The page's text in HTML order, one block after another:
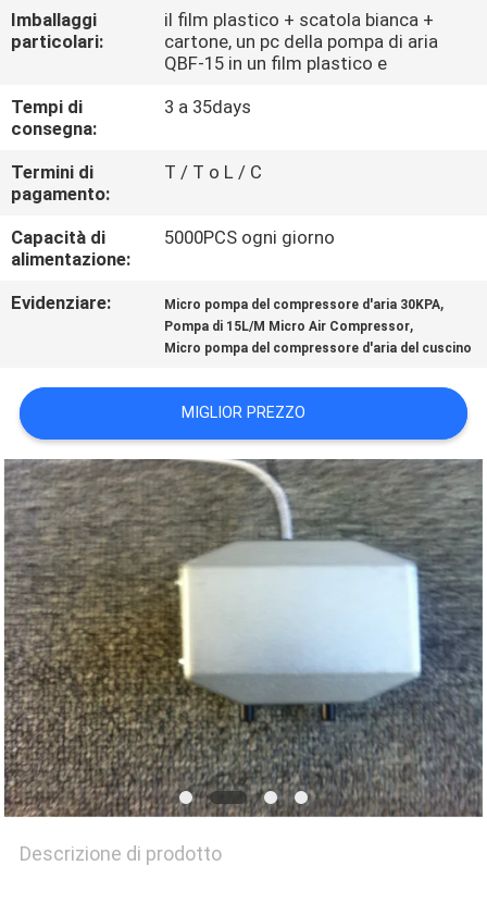
CONTATTICI
NOTIZIE
MAPPA
DEL
SITO
Imballaggi
particolari:
il film plastico + scatola bianca +
cartone, un pc della pompa di aria
QBF-15 in un film plastico e
Tempi di
consegna:
3 a 35days
Termini di
pagamento:
T / T o L / C
Capacità di
alimentazione:
5000PCS ogni giorno
Evidenziare: Micro pompa del compressore d'aria 30KPA,
Pompa di 15L/M Micro Air Compressor,
Micro pompa del compressore d'aria del cuscino
MIGLIOR PREZZO
Descrizione di prodotto